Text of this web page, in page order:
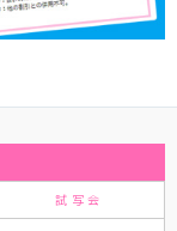
試写会